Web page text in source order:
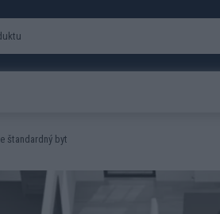
štandardný byt